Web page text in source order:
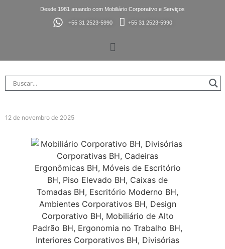
Desde 1981 atuando com Mobiliário Corporativo e Serviços
+55 31 2523-5990 +55 31 2523-5990
12 de novembro de 2025